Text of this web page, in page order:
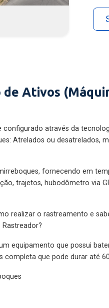
de Ativos
através da
Atrelados ou desatrelados,
fornecendo em
trajetos, hubodômetro via
realizar o rastreamento e
equipamento que possui
completa que pode durar até 60